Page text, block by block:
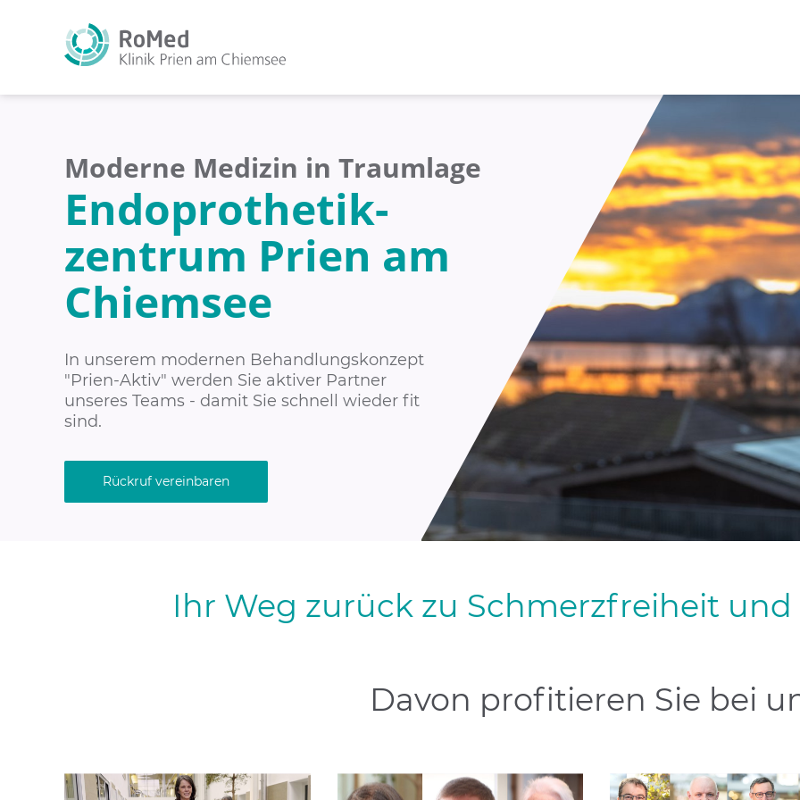
Moderne Medizin in Traumlage
Endoprothetik-
zentrum Prien am
Chiemsee
In unserem modernen Behandlungskonzept
"Prien-Aktiv" werden Sie aktiver Partner
unseres Teams - damit Sie schnell wieder fit
sind.
Rückruf vereinbaren
Ihr Weg zurück zu Schmerzfreiheit
Davon profitieren Sie bei